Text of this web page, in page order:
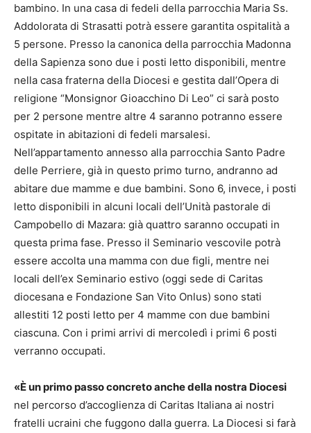
bambino. In una casa di fedeli della parrocchia Maria Ss.
Addolorata di Strasatti potrà essere garantita ospitalità a
5 persone. Presso la canonica della parrocchia Madonna
della Sapienza sono due i posti letto disponibili, mentre
nella casa fraterna della Diocesi e gestita dall’Opera di
religione “Monsignor Gioacchino Di Leo” ci sarà posto
per 2 persone mentre altre 4 saranno potranno essere
ospitate in abitazioni di fedeli marsalesi.
Nell’appartamento annesso alla parrocchia Santo Padre
delle Perriere, già in questo primo turno, andranno ad
abitare due mamme e due bambini. Sono 6, invece, i posti
letto disponibili in alcuni locali dell’Unità pastorale di
Campobello di Mazara: già quattro saranno occupati in
questa prima fase. Presso il Seminario vescovile potrà
essere accolta una mamma con due figli, mentre nei
locali dell’ex Seminario estivo (oggi sede di Caritas
diocesana e Fondazione San Vito Onlus) sono stati
allestiti 12 posti letto per 4 mamme con due bambini
ciascuna. Con i primi arrivi di mercoledì i primi 6 posti
verranno occupati.
«È un primo passo concreto anche della nostra Diocesi
nel percorso d’accoglienza di Caritas Italiana ai nostri
fratelli ucraini che fuggono dalla guerra. La Diocesi si farà